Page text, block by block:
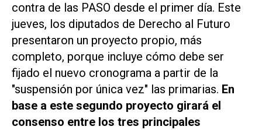
contra de las PASO desde el primer día. Este
jueves, los diputados de Derecho al Futuro
presentaron un proyecto propio, más
completo, porque incluye cómo debe ser
fijado el nuevo cronograma a partir de la
"suspensión por única vez" las primarias. En
base a este segundo proyecto girará el
consenso entre los tres principales